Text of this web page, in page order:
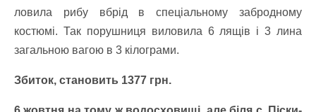
ловила рибу вбрід в спеціальному забродному
костюмі. Так порушниця виловила 6 лящів і 3 лина
загальною вагою в 3 кілограми.
Збиток, становить 1377 грн.